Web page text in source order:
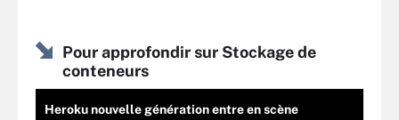
Pour approfondir sur Stockage de
conteneurs
Heroku nouvelle génération entre en scène